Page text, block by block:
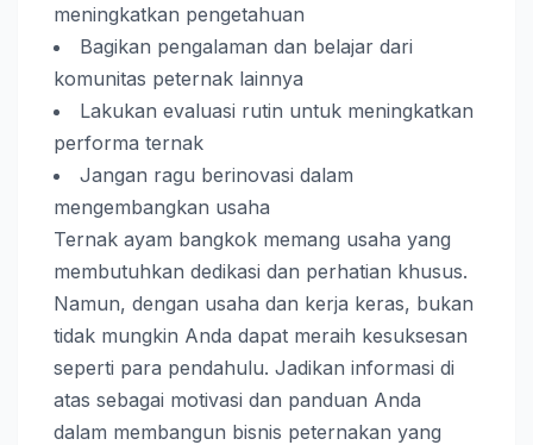
meningkatkan pengetahuan
Bagikan pengalaman dan belajar dari
komunitas peternak lainnya
Lakukan evaluasi rutin untuk meningkatkan
performa ternak
Jangan ragu berinovasi dalam
mengembangkan usaha
Ternak ayam bangkok memang usaha yang
membutuhkan dedikasi dan perhatian khusus.
Namun, dengan usaha dan kerja keras, bukan
tidak mungkin Anda dapat meraih kesuksesan
seperti para pendahulu. Jadikan informasi di
atas sebagai motivasi dan panduan Anda
dalam membangun bisnis peternakan yang